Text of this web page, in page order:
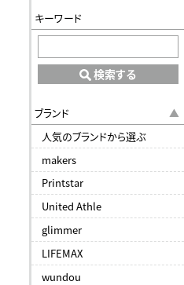
キーワード
検索する
ブランド
人気のブランドから選ぶ
makers
Printstar
United Athle
glimmer
LIFEMAX
wundou